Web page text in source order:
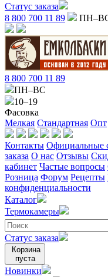
Статус заказа
8 800 700 11 89
8 800 700 11 89
ПН–ВС
10–19
Фасовка
Мелкая Стандартная Опт
Контакты Официальные
заказа О нас Отзывы
кабинет Частые вопросы
Розница Форум Рецепты
конфиденциальности
Каталог
Термокамеры
Статус заказа
Корзина
пуста
Новинки